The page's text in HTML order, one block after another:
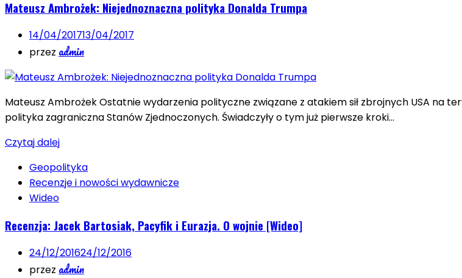
Mateusz Ambrożek: Niejednoznaczna polityka Donalda Trumpa
14/04/201713/04/2017
przez admin
Mateusz Ambrożek Ostatnie wydarzenia polityczne związane z atakiem sił zbrojnych USA na
polityka zagraniczna Stanów Zjednoczonych. Świadczyły o tym już pierwsze kroki…
Czytaj dalej
Geopolityka
Recenzje i nowości wydawnicze
Wideo
Recenzja: Jacek Bartosiak, Pacyfik i Eurazja. O wojnie [Wideo]
24/12/201624/12/2016
przez admin